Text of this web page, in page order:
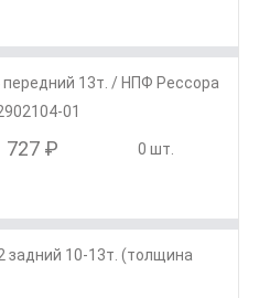
13т. / НПФ Рессора
01
727 ₽ 0 шт.
задний 10-13т. (толщина